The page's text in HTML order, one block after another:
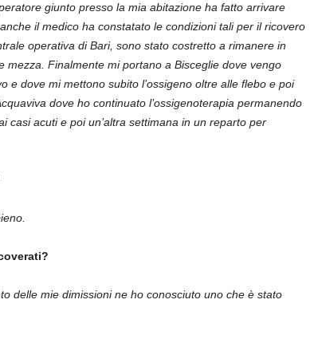
giunto presso la mia abitazione ha fatto arrivare
il medico ha constatato le condizioni tali per il ricovero
operativa di Bari, sono stato costretto a rimanere in
mezza. Finalmente mi portano a Bisceglie dove vengo
e dove mi mettono subito l’ossigeno oltre alle flebo e poi
dove ho continuato l’ossigenoterapia permanendo
casi acuti e poi un’altra settimana in un reparto per
delle mie dimissioni ne ho conosciuto uno che è stato